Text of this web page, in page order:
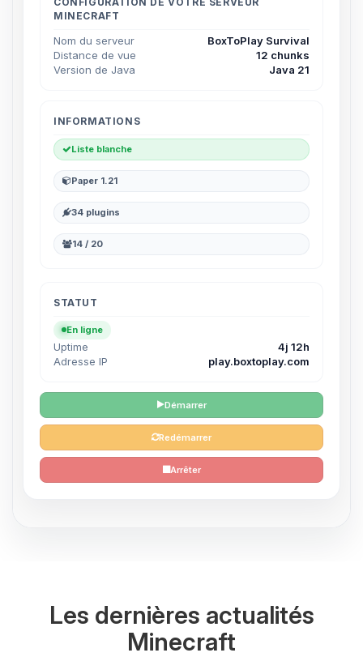
MINECRAFT
Nom du serveur
BoxToPlay Survival
Distance de vue
12 chunks
Version de Java
Java 21
INFORMATIONS
Liste blanche
Paper 1.21
34 plugins
14 / 20
STATUT
En ligne
Uptime
4j 12h
Adresse IP
play.boxtoplay.com
Démarrer
Redémarrer
Arrêter
Les dernières actualités
Minecraft
assistant BoxToPlay. Dis-moi ce dont
tu as besoin et je vais remuer mes
petits circuits pour t’aider.
09/08/2026 à 15:59